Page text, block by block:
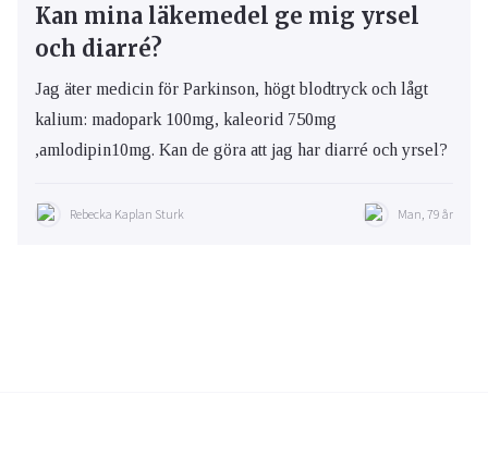
Kan mina läkemedel ge mig yrsel
och diarré?
Jag äter medicin för Parkinson, högt blodtryck och lågt
kalium: madopark 100mg, kaleorid 750mg
,amlodipin10mg. Kan de göra att jag har diarré och yrsel?
Rebecka Kaplan Sturk Man, 79 år